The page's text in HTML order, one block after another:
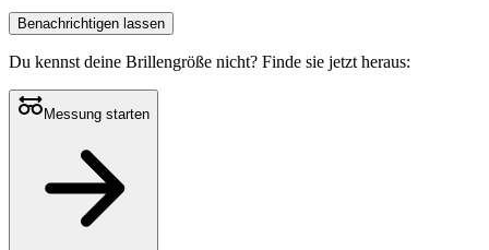
Benachrichtigen lassen
Du kennst deine Brillengröße nicht? Finde sie jetzt heraus:
Messung starten